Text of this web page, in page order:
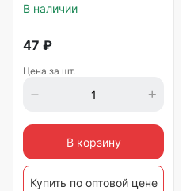
В наличии
47 ₽
Цена за шт.
В корзину
Купить по оптовой цене